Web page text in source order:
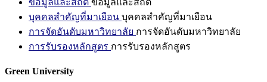
ข้อมูลและสถิติ ข้อมูลและสถิติ
บุคคลสำคัญที่มาเยือน บุคคลสำคัญที่มาเยือน
การจัดอันดับมหาวิทยาลัย การจัดอันดับมหาวิทยาลัย
การรับรองหลักสูตร การรับรองหลักสูตร
Green University